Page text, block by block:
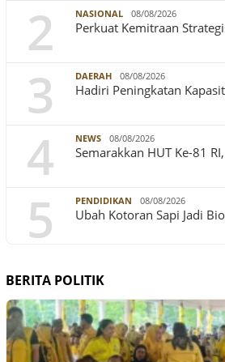
2 NASIONAL 08/08/2026
Perkuat Kemitraan
3 DAERAH 08/08/2026
Hadiri Peningkatan
4 NEWS 08/08/2026
Semarakkan HUT Ke-81
5 PENDIDIKAN 08/08/2026
Ubah Kotoran Sapi Jadi
BERITA POLITIK